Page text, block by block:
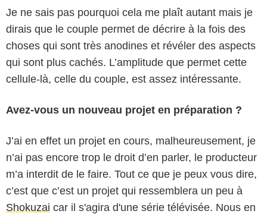
Je ne sais pas pourquoi cela me plaît autant mais je
dirais que le couple permet de décrire à la fois des
choses qui sont très anodines et révéler des aspects
qui sont plus cachés. L’amplitude que permet cette
cellule-là, celle du couple, est assez intéressante.
Avez-vous un nouveau projet en préparation ?
J’ai en effet un projet en cours, malheureusement, je
n’ai pas encore trop le droit d’en parler, le producteur
m’a interdit de le faire. Tout ce que je peux vous dire,
c’est que c’est un projet qui ressemblera un peu à
Shokuzai car il s'agira d'une série télévisée. Nous en